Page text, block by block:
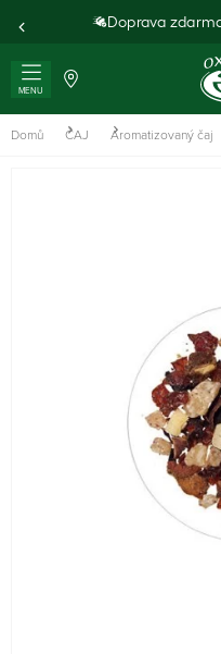
Doprava
MENU
Domů ČAJ Aromatizovaný čaj